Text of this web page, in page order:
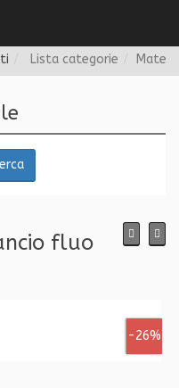
Lista categorie
fluo
-26%